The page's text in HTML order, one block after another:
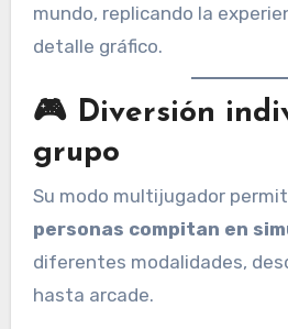
mundo, replicando la
detalle gráfico.
🎮 Diversión
grupo
Su modo multijugador
personas compitan en
diferentes modalidades,
hasta arcade.